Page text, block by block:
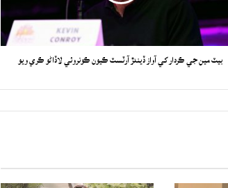
بيٽ مين جي ڪردار کي آواز ڏيندڙ آرٽسٽ ڪيون ڪونروئي لاڏاڻو ڪري ويو